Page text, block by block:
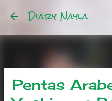
Langsung ke
Diary Nayla
Pentas